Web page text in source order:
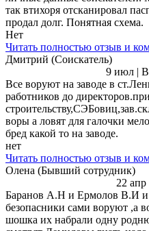
так втихоря отсканировал
продал долг. Понятная схема.
Нет
Читать полностью отзыв и
Дмитрий (Соискатель)
9 июл |
Все воруют на заводе в
работников до
воры а ловят для галочки
бред какой то на заводе.
нет
Читать полностью отзыв и
Oлена (Бывший сотрудник)
22 апр
Баранов А.Н и Ермолов В.И и
безопасники сами воруют ,а
шошка их набрали одну